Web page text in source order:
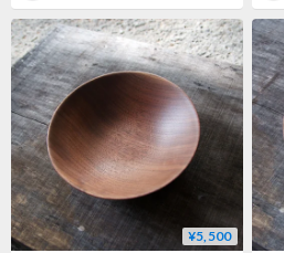
¥5,500